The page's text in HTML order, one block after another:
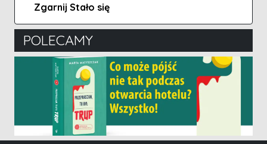
Zgarnij Stało się
POLECAMY